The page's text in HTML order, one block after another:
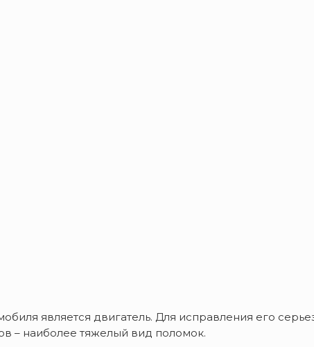
является двигатель. Для исправления его
– наиболее тяжелый вид поломок.